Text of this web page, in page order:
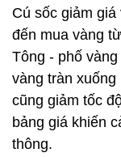
Cú sốc giảm
đến mua vàng
Tông - phố
vàng tràn
cũng giảm tốc
bảng giá khiến
thông.